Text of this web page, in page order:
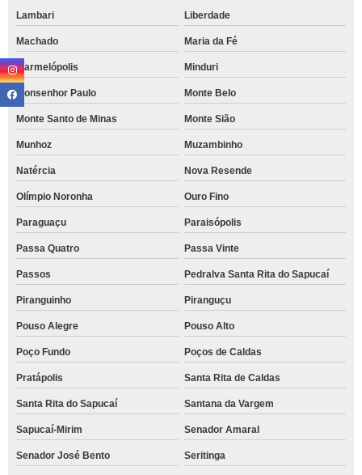
Lambari Liberdade
Machado Maria da Fé
Marmelópolis Minduri
Monsenhor Paulo Monte Belo
Monte Santo de Minas Monte Sião
Munhoz Muzambinho
Natércia Nova Resende
Olímpio Noronha Ouro Fino
Paraguaçu Paraisópolis
Passa Quatro Passa Vinte
Passos Pedralva Santa Rita do Sapucaí
Piranguinho Piranguçu
Pouso Alegre Pouso Alto
Poço Fundo Poços de Caldas
Pratápolis Santa Rita de Caldas
Santa Rita do Sapucaí Santana da Vargem
Sapucaí-Mirim Senador Amaral
Senador José Bento Seritinga